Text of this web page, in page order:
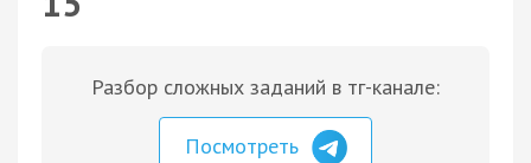
Разбор сложных заданий в тг-канале:
Посмотреть